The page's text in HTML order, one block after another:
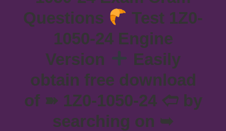
Questions
Test 1Z0-
1050-24 Engine
Version
Easily
obtain free download
of ➽ 1Z0-1050-24 🢪 by
searching on ➥